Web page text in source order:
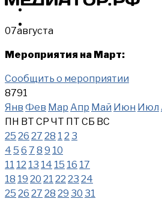
07августа
Мероприятия на Март:
Сообщить о мероприятии
8791
Янв Фев Мар Апр Май Июн Июл
ПН ВТ СР ЧТ ПТ СБ ВС
25 26 27 28 1 2 3
4 5 6 7 8 9 10
11 12 13 14 15 16 17
18 19 20 21 22 23 24
25 26 27 28 29 30 31